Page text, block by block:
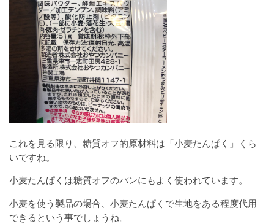
これを見る限り、糖質オフ的原材料は「小麦たんぱく」くら
いですね。
小麦たんぱくは糖質オフのパンにもよく使われています。
小麦を使う製品の場合、小麦たんぱくで生地をある程度代用
できるという事でしょうね。